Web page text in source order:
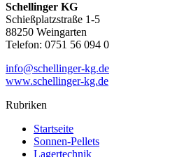
Schellinger KG
Schießplatzstraße 1-5
88250 Weingarten
Telefon: 0751 56 094 0
info@schellinger-kg.de
www.schellinger-kg.de
Rubriken
Startseite
Sonnen-Pellets
Lagertechnik